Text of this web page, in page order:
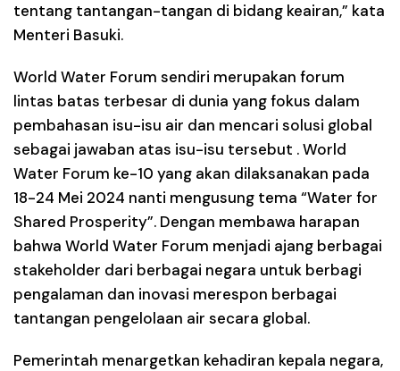
tentang tantangan-tangan di bidang keairan,” kata
Menteri Basuki.
World Water Forum sendiri merupakan forum
lintas batas terbesar di dunia yang fokus dalam
pembahasan isu-isu air dan mencari solusi global
sebagai jawaban atas isu-isu tersebut . World
Water Forum ke-10 yang akan dilaksanakan pada
18-24 Mei 2024 nanti mengusung tema “Water for
Shared Prosperity”. Dengan membawa harapan
bahwa World Water Forum menjadi ajang berbagai
stakeholder dari berbagai negara untuk berbagi
pengalaman dan inovasi merespon berbagai
tantangan pengelolaan air secara global.
Pemerintah menargetkan kehadiran kepala negara,